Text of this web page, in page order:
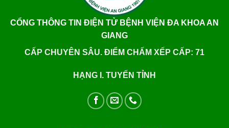
CỔNG THÔNG TIN ĐIỆN TỬ BỆNH VIỆN ĐA KHOA AN
GIANG
CẤP CHUYÊN SÂU. ĐIỂM CHẤM XẾP CẤP: 71
HẠNG I. TUYẾN TỈNH